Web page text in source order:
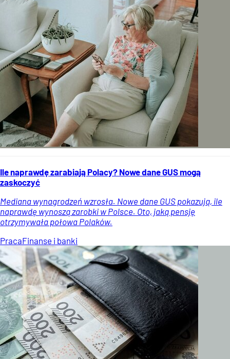
Ile naprawdę zarabiają Polacy? Nowe dane GUS mogą
zaskoczyć
Mediana wynagrodzeń wzrosła. Nowe dane GUS pokazują, ile
naprawdę wynoszą zarobki w Polsce. Oto, jaką pensję
otrzymywała połowa Polaków.
PracaFinanse i banki